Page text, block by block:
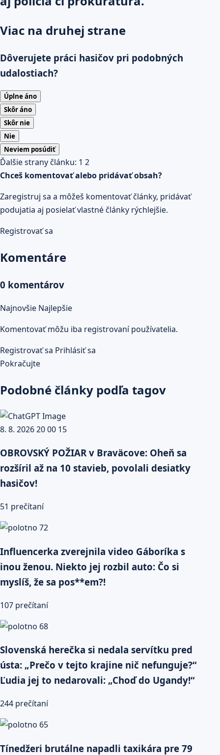
Viac na druhej strane
Dôverujete práci hasičov pri podobných
udalostiach?
Úplne áno
Skôr áno
Skôr nie
Nie
Neviem posúdiť
Ďalšie strany článku: 1 2
Chceš komentovať alebo pridávať obsah?
Zaregistruj sa a môžeš komentovať články, pridávať
podujatia aj posielať vlastné články rýchlejšie.
Registrovať sa
Komentáre
0 komentárov
Najnovšie Najlepšie
Komentovať môžu iba registrovaní používatelia.
Registrovať sa Prihlásiť sa
Pokračujte
Podobné články podľa tagov
OBROVSKÝ POŽIAR v Braväcove: Oheň sa
rozšíril až na 10 stavieb, povolali desiatky
hasičov!
51 prečítaní
Influencerka zverejnila video Gáboríka s
inou ženou. Niekto jej rozbil auto: Čo si
myslíš, že sa pos**em?!
107 prečítaní
Slovenská herečka si nedala servítku pred
ústa: „Prečo v tejto krajine nič nefunguje?“
Ľudia jej to nedarovali: „Choď do Ugandy!“
244 prečítaní
Tínedžeri brutálne napadli taxikára pre 79